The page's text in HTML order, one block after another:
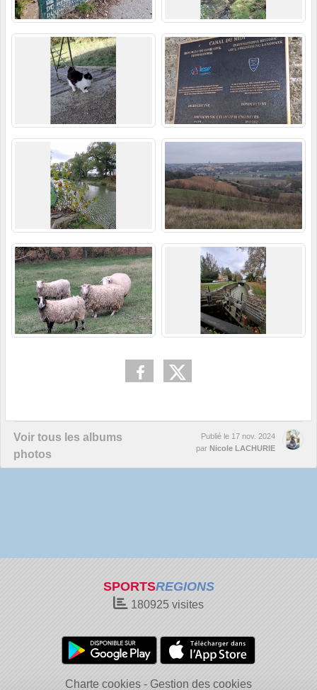
Voir tous les albums
photos
Publié le 17 nov. 2024
par Nicole LACHURIE
SPORTSREGIONS
180925 visites
Charte cookies Gestion des cookies